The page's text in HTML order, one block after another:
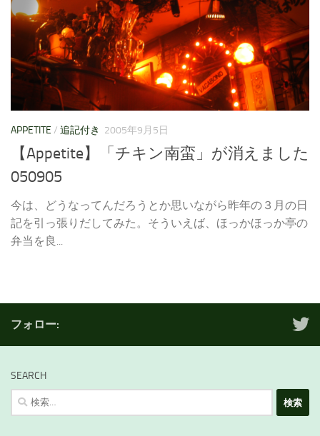
APPETITE / 追記付き 2005年9月5日
【Appetite】「チキン南蛮」が消えました
050905
今は、どうなってんだろうとか思いながら昨年の３月の日
記を引っ張りだしてみた。そういえば、ほっかほっか亭の
弁当を良...
フォロー:
SEARCH
検
索: